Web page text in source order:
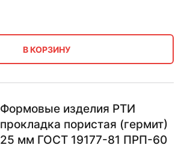
В КОРЗИНУ
Формовые изделия РТИ
прокладка пористая (гермит)
25 мм ГОСТ 19177-81 ПРП-60